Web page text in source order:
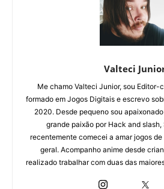
Valteci
Me chamo Valteci Junior, sou Editor-
formado em Jogos Digitais e escrevo
2020. Desde pequeno sou
grande paixão por Hack and
recentemente comecei a amar jogos de
geral. Acompanho anime desde
realizado trabalhar com duas das